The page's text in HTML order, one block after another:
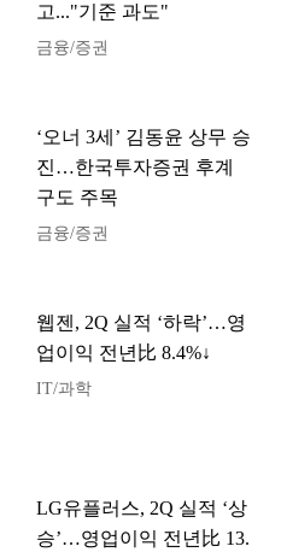
고..."기준 과도"
금융/증권
‘오너 3세’ 김동윤 상무 승
진…한국투자증권 후계
구도 주목
금융/증권
웹젠, 2Q 실적 ‘하락’…영
업이익 전년比 8.4%↓
IT/과학
LG유플러스, 2Q 실적 ‘상
승’…영업이익 전년比 13.